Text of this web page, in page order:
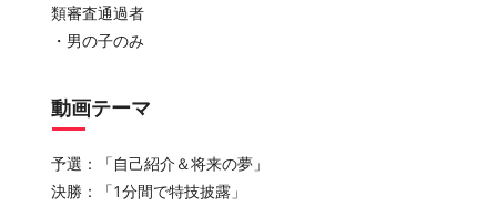
類審査通過者
・男の子のみ
動画テーマ
予選：「自己紹介＆将来の夢」
決勝：「1分間で特技披露」